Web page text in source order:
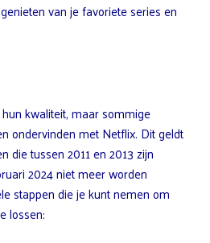
van je favoriete series en
kwaliteit, maar sommige
ondervinden met Netflix. Dit geldt
die tussen 2011 en 2013 zijn
2024 niet meer worden
stappen die je kunt nemen om
lossen: